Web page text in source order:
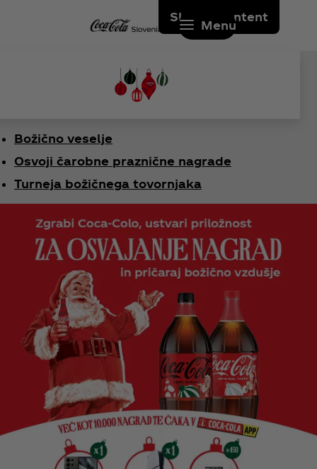
Skip to content
Menu
Božično veselje
Osvoji čarobne praznične nagrade
Turneja božičnega tovornjaka